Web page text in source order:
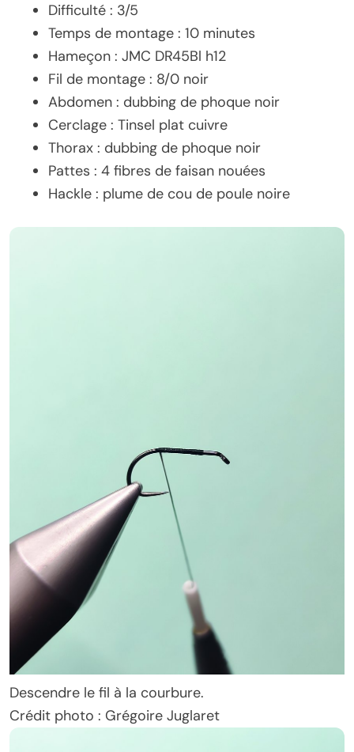
Difficulté : 3/5
Temps de montage : 10 minutes
Hameçon : JMC DR45Bl h12
Fil de montage : 8/0 noir
Abdomen : dubbing de phoque noir
Cerclage : Tinsel plat cuivre
Thorax : dubbing de phoque noir
Pattes : 4 fibres de faisan nouées
Hackle : plume de cou de poule noire
Descendre le fil à la courbure.
Crédit photo : Grégoire Juglaret